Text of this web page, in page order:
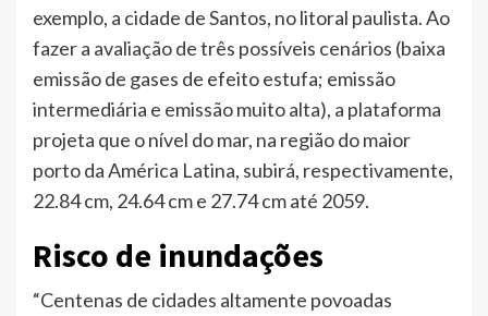
exemplo, a cidade de Santos, no litoral paulista. Ao
fazer a avaliação de três possíveis cenários (baixa
emissão de gases de efeito estufa; emissão
intermediária e emissão muito alta), a plataforma
projeta que o nível do mar, na região do maior
porto da América Latina, subirá, respectivamente,
22.84 cm, 24.64 cm e 27.74 cm até 2059.
Risco de inundações
“Centenas de cidades altamente povoadas